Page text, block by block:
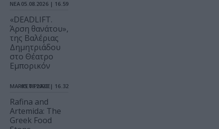
ΝΕΑ 05.08.2026 | 16.59
«DEADLIFT.
Άρση θανάτου»,
της Βαλέριας
Δημητριάδου
στο Θέατρο
Εμπορικόν
MARKET PLACE
05.08.2026 | 16.32
Rafina and
Artemida: The
Greek Food